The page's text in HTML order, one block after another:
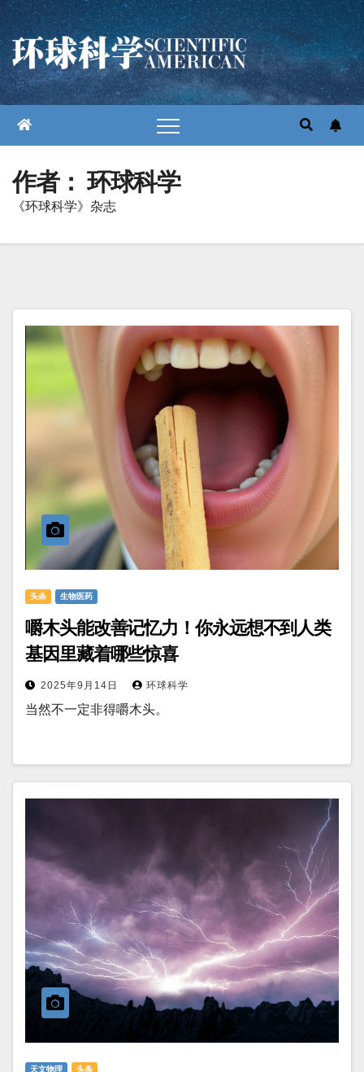
跳
至
内
容
作者：环球科学
《环球科学》杂志
头条 生物医药
嚼木头能改善记忆力！你永远想不到人类
基因里藏着哪些惊喜
2025年9月14日 环球科学
当然不一定非得嚼木头。
天文物理 头条